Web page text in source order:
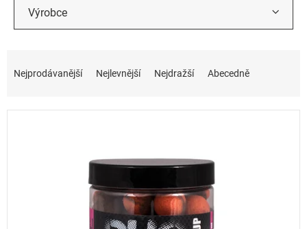
Nejprodávanější Nejlevnější Nejdražší Abecedně
Výrobce